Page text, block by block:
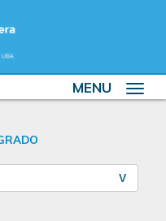
Toggle
MENU